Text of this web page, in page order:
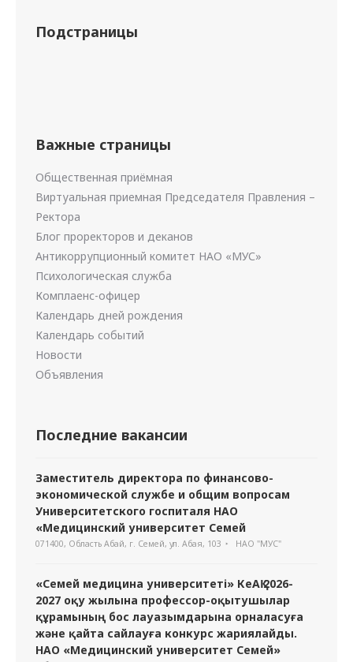
Подстраницы
Важные страницы
Общественная приёмная
Виртуальная приемная Председателя Правления –
Ректора
Блог проректоров и деканов
Антикоррупционный комитет НАО «МУС»
Психологическая служба
Комплаенс-офицер
Календарь дней рождения
Календарь событий
Новости
Объявления
Последние вакансии
Заместитель директора по финансово-
экономической службе и общим вопросам
Университетского госпиталя НАО
«Медицинский университет Семей
071400, Область Абай, г. Семей, ул. Абая, 103 НАО "МУС"
«Семей медицина университеті» КеАҚ 2026-
2027 оқу жылына профессор-оқытушылар
құрамының бос лауазымдарына орналасуға
және қайта сайлауға конкурс жариялайды.
НАО «Медицинский университет Семей»